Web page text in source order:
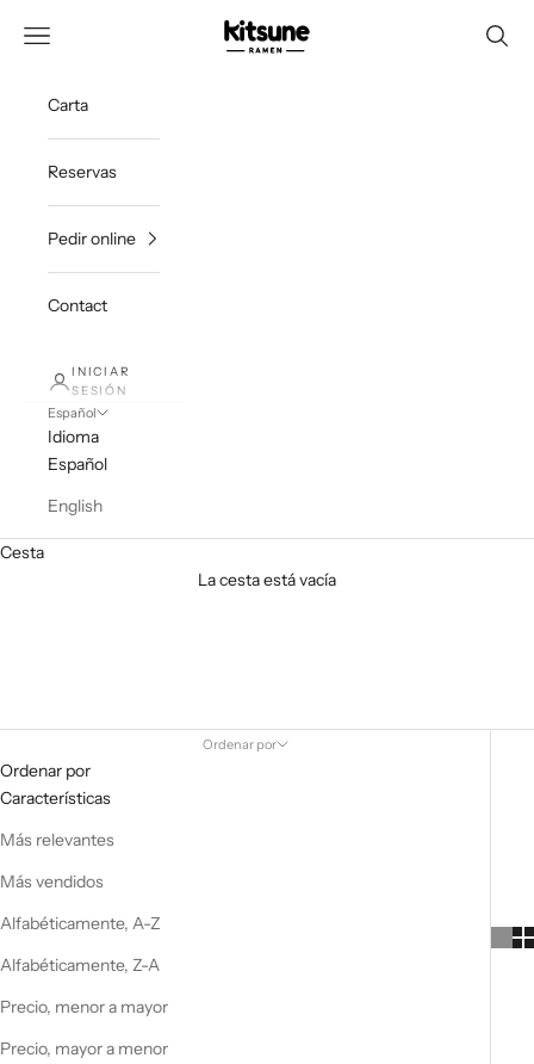
ramenkitsune
Menú Buscar
Carta
Reservas
Pedir online
Contact
INICIAR
SESIÓN
Español
Idioma
Español
English
Cesta
La cesta está vacía
Ordenar por
Ordenar por
Características
Más relevantes
Más vendidos
Alfabéticamente, A-Z
Alfabéticamente, Z-A
Precio, menor a mayor
Precio, mayor a menor